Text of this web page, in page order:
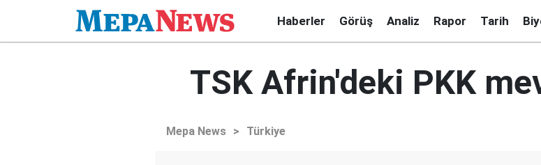
Haberler Görüş Analiz Rapor Tarih
TSK Afrin'deki PKK
Mepa News > Türkiye